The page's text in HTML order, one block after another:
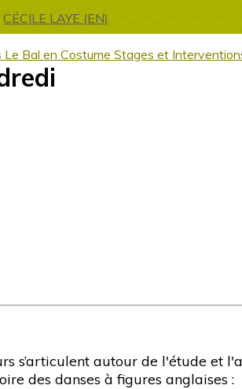
CÉCILE LAYE (EN)
Le Bal en Costume Stages et
s’articulent autour de l'étude et
des danses à figures anglaises :